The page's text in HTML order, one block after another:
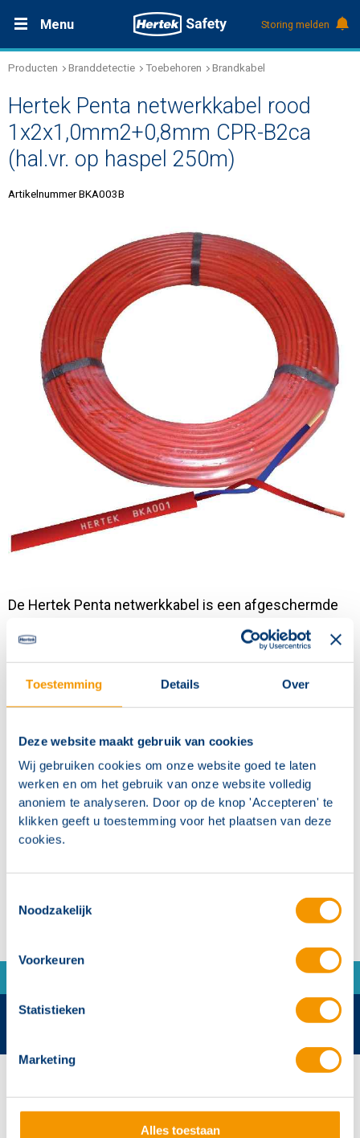
Toestemming Details Over
Deze website maakt gebruik van cookies
Wij gebruiken cookies om onze website goed te laten
werken en om het gebruik van onze website volledig
anoniem te analyseren. Door op de knop 'Accepteren' te
klikken geeft u toestemming voor het plaatsen van deze
cookies.
Noodzakelijk
Voorkeuren
Statistieken
Marketing
Alles toestaan
Menu
Oplossingen
Producten
Service & Onderhoud
Over Hertek
Werken bij Hertek
Contact
Storing melden
Productdocumentatie (DMS)
+31 (0)495 584111
Producten Branddetectie Toebehoren Brandkabel
Hertek Penta netwerkkabel rood
1x2x1,0mm2+0,8mm CPR-B2ca
(hal.vr. op haspel 250m)
Artikelnummer BKA003B
De Hertek Penta netwerkkabel is een afgeschermde
netwerkkabel en voorkomt interferentie van anders
kabels (bijvoorbeeld stroom- en coax kabels). Deze
is geschikt voor de Penta brandmeldcentrale.
Moeilijk brandbaar
Verkrijgbaar 250 m
Conform CPR-B (halogeenvrij) classificering
Collectieve aluminium afscherming voorkomt
Hertek Groep hoofdkantoor